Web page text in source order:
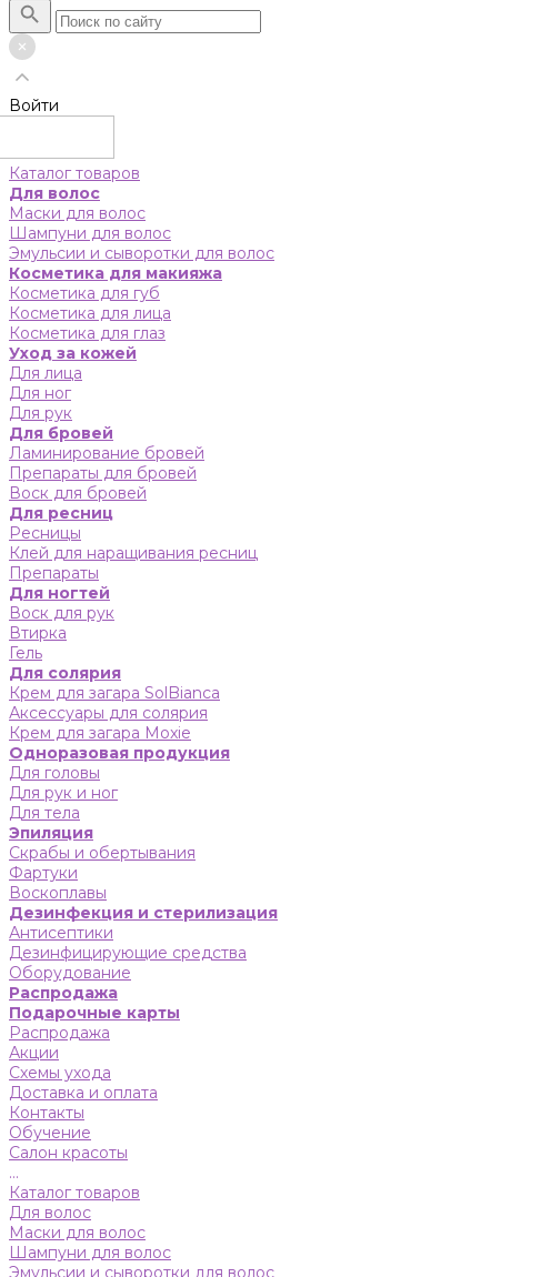
Войти
Каталог товаров
Для волос
Маски для волос
Шампуни для волос
Эмульсии и сыворотки для волос
Косметика для макияжа
Косметика для губ
Косметика для лица
Косметика для глаз
Уход за кожей
Для лица
Для ног
Для рук
Для бровей
Ламинирование бровей
Препараты для бровей
Воск для бровей
Для ресниц
Ресницы
Клей для наращивания ресниц
Препараты
Для ногтей
Воск для рук
Втирка
Гель
Для солярия
Крем для загара SolBianca
Аксессуары для солярия
Крем для загара Moxie
Одноразовая продукция
Для головы
Для рук и ног
Для тела
Эпиляция
Скрабы и обертывания
Фартуки
Воскоплавы
Дезинфекция и стерилизация
Антисептики
Дезинфицирующие средства
Оборудование
Распродажа
Подарочные карты
Распродажа
Акции
Схемы ухода
Доставка и оплата
Контакты
Обучение
Салон красоты
...
Каталог товаров
Для волос
Маски для волос
Шампуни для волос
Эмульсии и сыворотки для волос